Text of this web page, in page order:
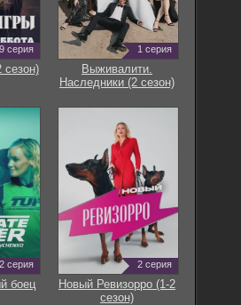
9 серия
сезон)
1 серия
Выживалити.
Наследники (2 сезон)
серия
боец
2 серия
Новый Ревизорро (1-2
сезон)